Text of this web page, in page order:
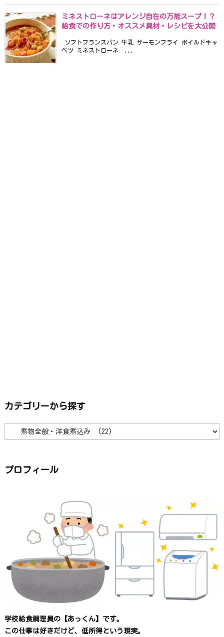
ミネストローネはアレンジ自在の万能スープ！？
給食での作り方・オススメ具材・レシピを大公開
ソフトフランスパン 牛乳 サーモンフライ ボイルドキャ
ベツ ミネストローネ ...
カテゴリーから探す
ゴ
ら
探
プロフィール
学校給食調理員の【あっくん】です。
この仕事は好きだけど、 低所得という現実。